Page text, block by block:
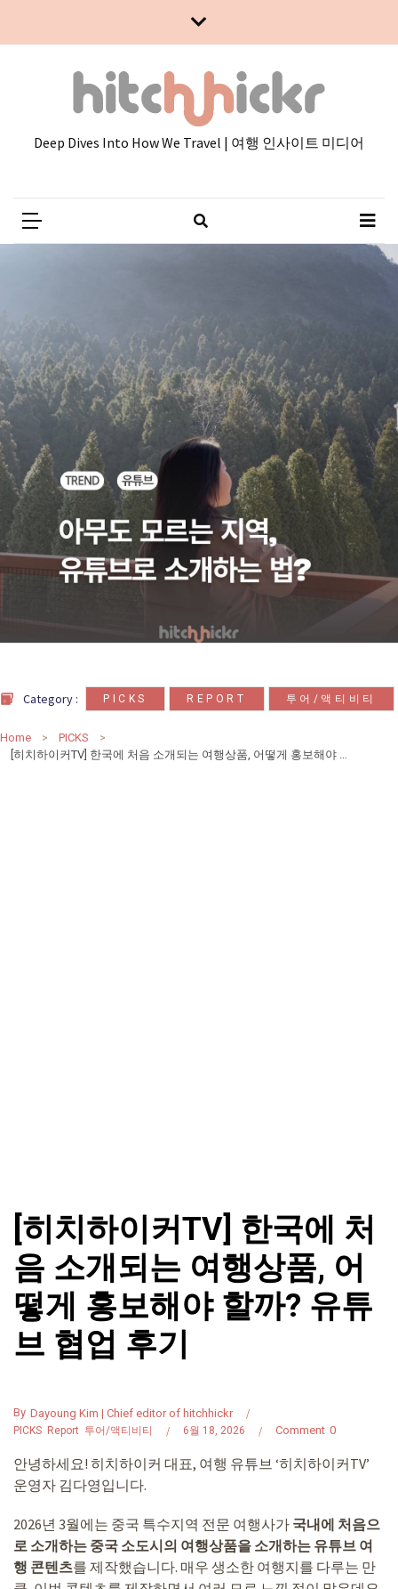
카
테
고
리
칼럼
92
인터뷰
3
Deep Dives Into How We Travel | 여행 인사이트 미디어
Category : PICKS REPORT 투어/액티비티
Home
PICKS
[히치하이커TV] 한국에 처음 소개되는 여행상품, 어떻게 홍보해야 할까? 유튜브 협업 후기
[히치하이커TV] 한국에 처
음 소개되는 여행상품, 어
떻게 홍보해야 할까? 유튜
브 협업 후기
By Dayoung Kim | Chief editor of hitchhickr
PICKS Report 투어/액티비티 6월 18, 2026 0
Comment
안녕하세요! 히치하이커 대표, 여행 유튜브 ‘히치하이커TV’
운영자 김다영입니다.
2026년 3월에는 중국 특수지역 전문 여행사가 국내에 처음으
로 소개하는 중국 소도시의 여행상품을 소개하는 유튜브 여
행 콘텐츠를 제작했습니다. 매우 생소한 여행지를 다루는 만